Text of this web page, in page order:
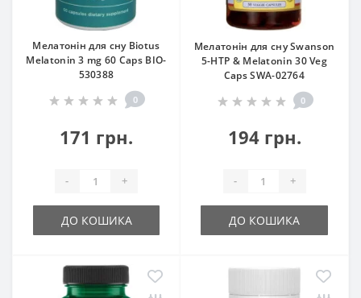
Мелатонін для сну Biotus
Melatonin 3 mg 60 Caps BIO-
530388
0
171 грн.
- +
ДО КОШИКА
Мелатонін для сну Swanson
5-HTP & Melatonin 30 Veg
Caps SWA-02764
0
194 грн.
- +
ДО КОШИКА